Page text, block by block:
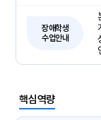
장애학생
수업안내
핵심역량